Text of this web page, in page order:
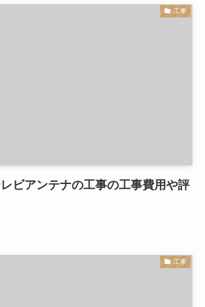
工事
レビアンテナの工事の工事費用や評
工事